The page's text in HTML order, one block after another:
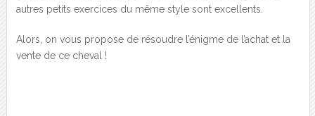
autres petits exercices du même style sont excellents.
Alors, on vous propose de résoudre l’énigme de l’achat et la
vente de ce cheval !